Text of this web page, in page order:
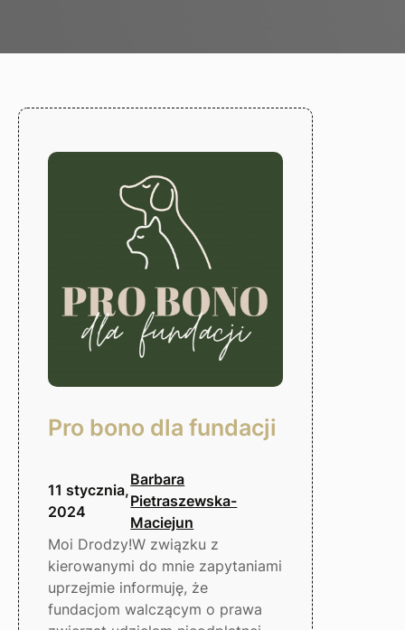
Pro bono dla fundacji
11 stycznia,
2024
Barbara
Pietraszewska-
Maciejun
Moi Drodzy!W związku z
kierowanymi do mnie zapytaniami
uprzejmie informuję, że
fundacjom walczącym o prawa